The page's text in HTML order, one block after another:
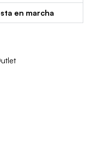
en marcha